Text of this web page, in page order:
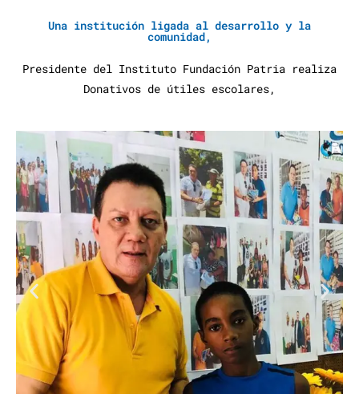
Una institución ligada al desarrollo y la
comunidad,
Presidente del Instituto Fundación Patria realiza
Donativos de útiles escolares,